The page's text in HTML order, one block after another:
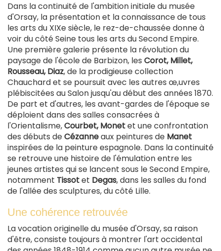
Dans la continuité de l'ambition initiale du musée
d'Orsay, la présentation et la connaissance de tous
les arts du XIXe siècle, le rez-de-chaussée donne à
voir du côté Seine tous les arts du Second Empire.
Une première galerie présente la révolution du
paysage de l'école de Barbizon, les Corot, Millet,
Rousseau, Diaz, de la prodigieuse collection
Chauchard et se poursuit avec les autres œ,uvres
plébiscitées au Salon jusqu'au début des années 1870.
De part et d'autres, les avant-gardes de l'époque se
déploient dans des salles consacrées à
l'Orientalisme,Courbet, Monetet une confrontation
des débuts deCézanneaux peintures de Manet
inspirées de la peinture espagnole. Dans la continuité
se retrouve une histoire de l'émulation entre les
jeunes artistes qui se lancent sous le Second Empire,
notamment Tissotet Degas, dans les salles du fond
de l'allée des sculptures, du côté Lille.
Une cohérence retrouvée
La vocation originelle du musée d'Orsay, sa raison
d'être, consiste toujours à montrer l'art occidental